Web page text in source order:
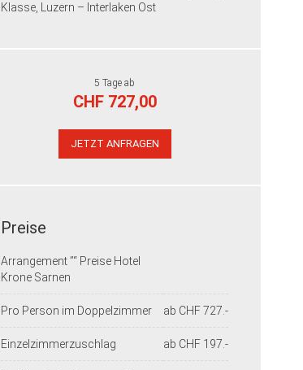
Klasse, Luzern – Interlaken Ost
5 Tage ab
CHF 727,00
JETZT ANFRAGEN
Preise
Arrangement ”“ Preise Hotel
Krone Sarnen
Pro Person im Doppelzimmer ab CHF 727.-
Einzelzimmerzuschlag ab CHF 197.-